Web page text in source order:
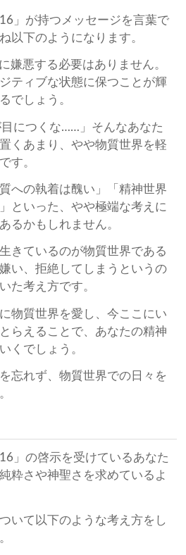
」が持つメッセージを言葉で
以下のようになります。
嫌悪する必要はありません。
ティブな状態に保つことが輝
でしょう。
目につくな……」そんなあなた
くあまり、やや物質世界を軽
す。
への執着は醜い」「精神世界
といった、やや極端な考えに
るかもしれません。
きているのが物質世界である
い、拒絶してしまうというの
た考え方です。
物質世界を愛し、今ここにい
らえることで、あなたの精神
くでしょう。
忘れず、物質世界での日々を
」の啓示を受けているあなた
粋さや神聖さを求めているよ
いて以下のような考え方をし